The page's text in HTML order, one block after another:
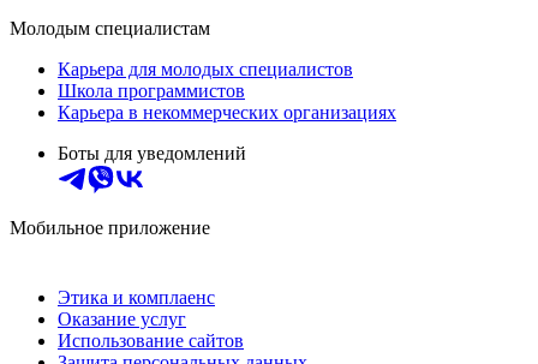
Молодым специалистам
Карьера для молодых специалистов
Школа программистов
Карьера в некоммерческих организациях
Боты для уведомлений
Мобильное приложение
Этика и комплаенс
Оказание услуг
Использование сайтов